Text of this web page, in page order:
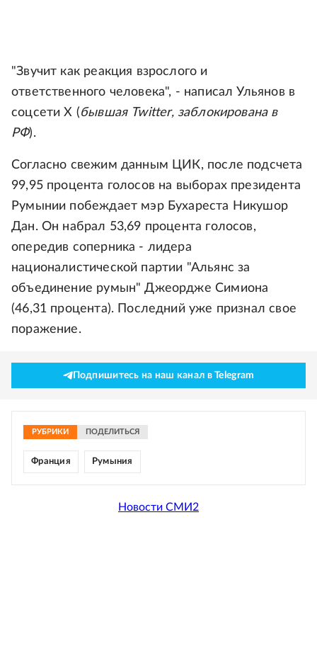
"Звучит как реакция взрослого и
ответственного человека", - написал Ульянов в
соцсети Х (бывшая Twitter, заблокирована в
РФ).
Согласно свежим данным ЦИК, после подсчета
99,95 процента голосов на выборах президента
Румынии побеждает мэр Бухареста Никушор
Дан. Он набрал 53,69 процента голосов,
опередив соперника - лидера
националистической партии "Альянс за
объединение румын" Джеордже Симиона
(46,31 процента). Последний уже признал свое
поражение.
Подпишитесь на наш канал в Telegram
РУБРИКИ ПОДЕЛИТЬСЯ
Франция Румыния
Новости СМИ2